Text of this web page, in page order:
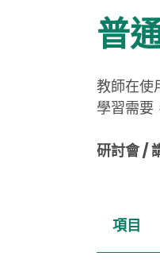
普
教師在使
學習需要
研討會 /
項目